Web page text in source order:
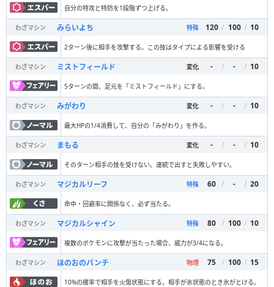
自分の特攻と特防を1段階ずつ上げる。
わざマシン みらいよち 特殊 120 / 100 / 10
2ターン後に相手を攻撃する。この技はタイプによる影響を受ける
わざマシン ミストフィールド 変化 - / - / 10
5ターンの間、足元を「ミストフィールド」にする。
わざマシン みがわり 変化 - / - / 10
最大HPの1/4消費して、自分の「みがわり」を作る。
わざマシン まもる 変化 - / - / 10
そのターン相手の技を受けない。連続で出すと失敗しやすい。
わざマシン マジカルリーフ 特殊 60 / - / 20
命中・回避率に関係なく、必ず当たる。
わざマシン マジカルシャイン 特殊 80 / 100 / 10
複数のポケモンに攻撃が当たった場合、威力が3/4になる。
わざマシン ほのおのパンチ 物理 75 / 100 / 15
10%の確率で相手を火傷状態にする。相手が氷状態のとき氷がとける。